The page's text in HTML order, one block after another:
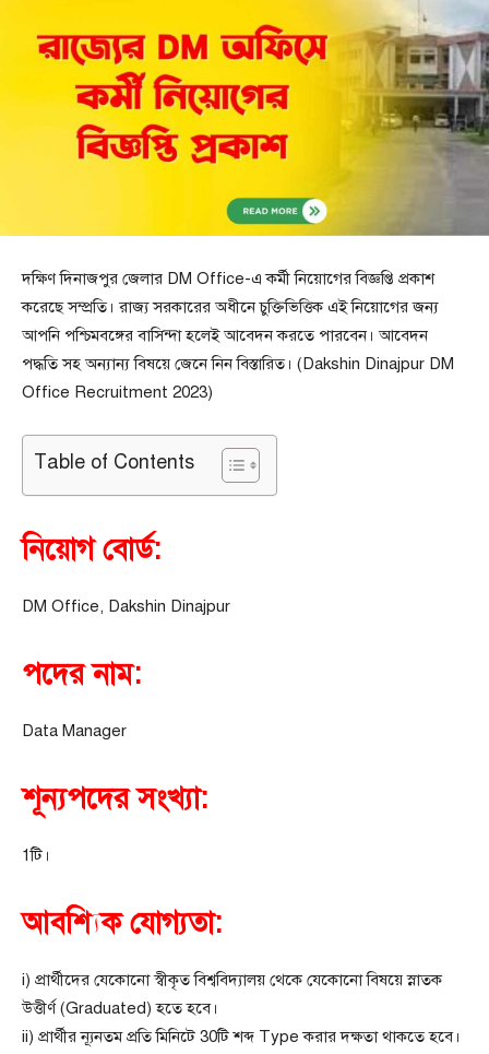
দক্ষিণ দিনাজপুর জেলার DM Office-এ কর্মী নিয়োগের বিজ্ঞপ্তি প্রকাশ
করেছে সম্প্রতি। রাজ্য সরকারের অধীনে চুক্তিভিত্তিক এই নিয়োগের জন্য
আপনি পশ্চিমবঙ্গের বাসিন্দা হলেই আবেদন করতে পারবেন। আবেদন
পদ্ধতি সহ অন্যান্য বিষয়ে জেনে নিন বিস্তারিত। (Dakshin Dinajpur DM
Office Recruitment 2023)
Table of Contents
নিয়োগ বোর্ড:
DM Office, Dakshin Dinajpur
পদের নাম:
Data Manager
শূন্যপদের সংখ্যা:
1টি।
আবশ্যিক যোগ্যতা:
i) প্রার্থীদের যেকোনো স্বীকৃত বিশ্ববিদ্যালয় থেকে যেকোনো বিষয়ে স্নাতক
উত্তীর্ণ (Graduated) হতে হবে।
ii) প্রার্থীর ন্যূনতম প্রতি মিনিটে 30টি শব্দ Type করার দক্ষতা থাকতে হবে।